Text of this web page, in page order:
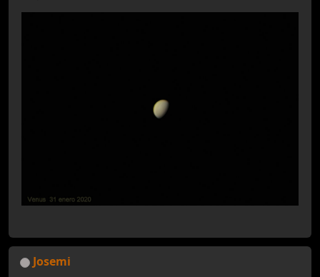
Josemi